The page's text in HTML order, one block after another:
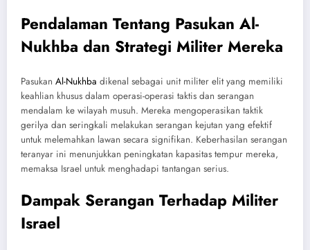
Pendalaman Tentang Pasukan Al-
Nukhba dan Strategi Militer Mereka
Pasukan Al-Nukhba dikenal sebagai unit militer elit yang memiliki
keahlian khusus dalam operasi-operasi taktis dan serangan
mendalam ke wilayah musuh. Mereka mengoperasikan taktik
gerilya dan seringkali melakukan serangan kejutan yang efektif
untuk melemahkan lawan secara signifikan. Keberhasilan serangan
teranyar ini menunjukkan peningkatan kapasitas tempur mereka,
memaksa Israel untuk menghadapi tantangan serius.
Dampak Serangan Terhadap Militer
Israel